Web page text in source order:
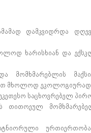
დამკვიდრდა
ხარისხიან და
მომხმარებლის
მხოლოდ
საცხოვრებელ
თითოეულ
ურთიერთობა